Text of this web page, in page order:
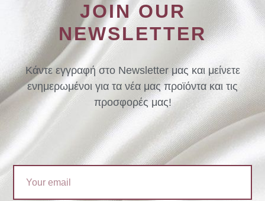
JOIN OUR
NEWSLETTER
Κάντε εγγραφή στο Newsletter μας και μείνετε
ενημερωμένοι για τα νέα μας προϊόντα και τις
προσφορές μας!